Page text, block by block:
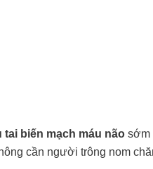
biến mạch máu não sớm
cần người trông nom